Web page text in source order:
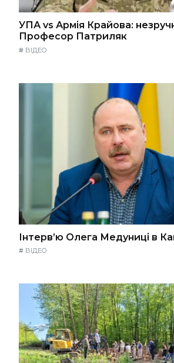
УПА vs Армія Крайова:
Професор Патриляк
# ВІДЕО
Інтерв’ю Олега Медуниці в
# ВІДЕО